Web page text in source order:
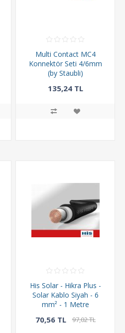
Multi Contact MC4
Konnektör Seti 4/6mm
(by Staubli)
135,24 TL
His Solar - Hikra Plus -
Solar Kablo Siyah - 6
mm² - 1 Metre
70,56 TL 97,02 TL